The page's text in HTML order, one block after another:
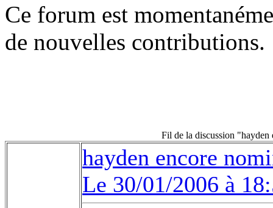
Ce forum est
de nouvelles contributions.
Fil de la discussion "hayden
hayden encore
Le 30/01/2006 à